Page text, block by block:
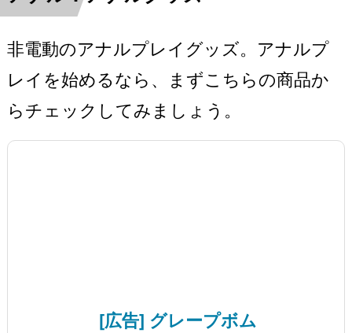
非電動のアナルプレイグッズ。アナルプ
レイを始めるなら、まずこちらの商品か
らチェックしてみましょう。
[広告] グレープボム